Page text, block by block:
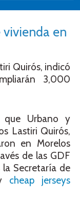
en
Quirós, indicó
3,000
que Urbano y
Lastiri Quirós,
en Morelos
de las GDF
Secretaría de
cheap jerseys